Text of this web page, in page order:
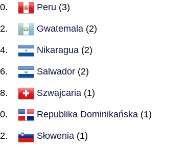
Peru (3)
Gwatemala(2)
Nikaragua(2)
Salwador(2)
Szwajcaria(1)
Republika Dominikańska(1)
Słowenia(1)